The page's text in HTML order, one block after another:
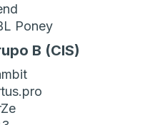
Poney
B (CIS)